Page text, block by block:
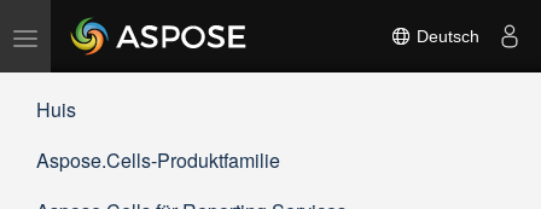
Navigation
umschalten
Deutsch
Huis
Aspose.Cells-Produktfamilie